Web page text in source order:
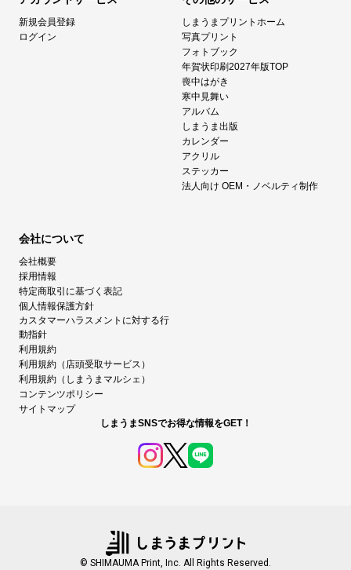
新規会員登録
ログイン
しまうまプリントホーム
写真プリント
フォトブック
年賀状印刷2027年版TOP
喪中はがき
寒中見舞い
アルバム
しまうま出版
カレンダー
アクリル
ステッカー
法人向け OEM・ノベルティ制作
会社について
会社概要
採用情報
特定商取引に基づく表記
個人情報保護方針
カスタマーハラスメントに対する行
動指針
利用規約
利用規約（店頭受取サービス）
利用規約（しまうまマルシェ）
コンテンツポリシー
サイトマップ
しまうまSNSでお得な情報をGET！
© SHIMAUMA Print, Inc. All Rights Reserved.